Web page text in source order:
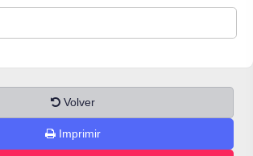
Volver
Imprimir